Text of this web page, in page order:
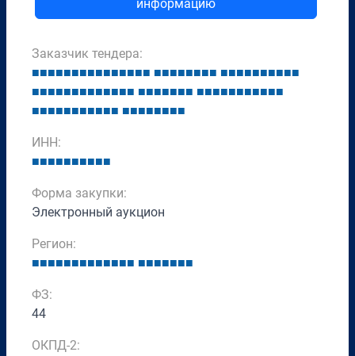
информацию
Заказчик тендера:
■■■■■■■■■■■■■■■ ■■■■■■■■ ■■■■■■■■■■
■■■■■■■■■■■■■ ■■■■■■■ ■■■■■■■■■■■
■■■■■■■■■■■ ■■■■■■■■
ИНН:
■■■■■■■■■■
Форма закупки:
Электронный аукцион
Регион:
■■■■■■■■■■■■■ ■■■■■■■
ФЗ:
44
ОКПД-2: